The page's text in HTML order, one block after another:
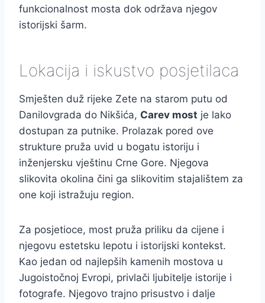
funkcionalnost mosta dok održava njegov
istorijski šarm.
Lokacija i iskustvo posjetilaca
Smješten duž rijeke Zete na starom putu od
Danilovgrada do Nikšića, Carev most je lako
dostupan za putnike. Prolazak pored ove
strukture pruža uvid u bogatu istoriju i
inženjersku vještinu Crne Gore. Njegova
slikovita okolina čini ga slikovitim stajalištem za
one koji istražuju region.
Za posjetioce, most pruža priliku da cijene i
njegovu estetsku lepotu i istorijski kontekst.
Kao jedan od najlepših kamenih mostova u
Jugoistočnoj Evropi, privlači ljubitelje istorije i
fotografe. Njegovo trajno prisustvo i dalje